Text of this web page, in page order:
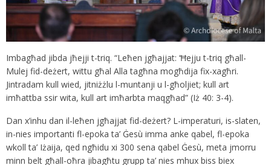
Imbagħad jibda jħejji t-triq. “Leħen jgħajjat: ‘Ħejju t-triq għall-
Mulej fid-deżert, wittu għal Alla tagħna mogħdija fix-xagħri.
Jintradam kull wied, jitniżżlu l-muntanji u l-għoljiet; kull art
imħattba ssir wita, kull art imħarbta maqgħad” (Iż 40: 3-4).
Dan x’inhu dan il-leħen jgħajjat fid-deżert? L-imperaturi, is-slaten,
in-nies importanti fl-epoka ta’ Ġesù imma anke qabel, fl-epoka
wkoll ta’ Iżaija, qed ngħidu xi 300 sena qabel Ġesù, meta jmorru
minn belt għall-oħra jibagħtu grupp ta’ nies mhux biss biex